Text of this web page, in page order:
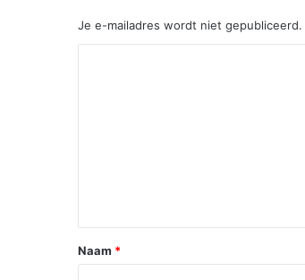
Je e-mailadres wordt niet gepubliceerd.
*
Naam *